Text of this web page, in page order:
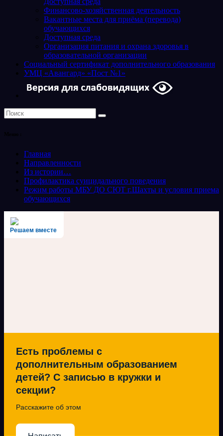
Финансово-хозяйственная деятельность
Вакантные места для приёма (перевода)
обучающихся
Доступная среда
Организация питания и охрана здоровья в
образовательной организации
Социальный сертификат дополнительного образования
УМЦ «Авангард» «Пост №1»
Меню :
Главная
Направленности
Из истории…
Профилактика суицидального поведения
Режим работы МБУ ДО СЮТ г.Шахты и условия приема
обучающихся
Решаем вместе
Есть проблемы с
дополнительным образованием
детей? С записью в кружки и
секции?
Расскажите об этом